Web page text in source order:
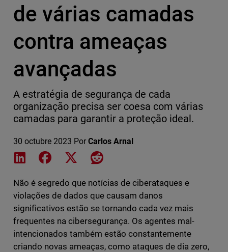
de várias camadas
contra ameaças
avançadas
A estratégia de segurança de cada
organização precisa ser coesa com várias
camadas para garantir a proteção ideal.
30 octubre 2023 Por Carlos Arnal
Share on LinkedIn
Share on Facebook
Share on XShare on Reddit
Não é segredo que notícias de ciberataques e
violações de dados que causam danos
significativos estão se tornando cada vez mais
frequentes na cibersegurança. Os agentes mal-
intencionados também estão constantemente
criando novas ameaças, como ataques de dia zero,